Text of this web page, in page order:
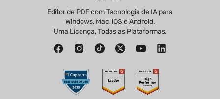
Editor de PDF com Tecnologia de IA para
Windows, Mac, iOS e Android.
Uma Licença, Todas as Plataformas.